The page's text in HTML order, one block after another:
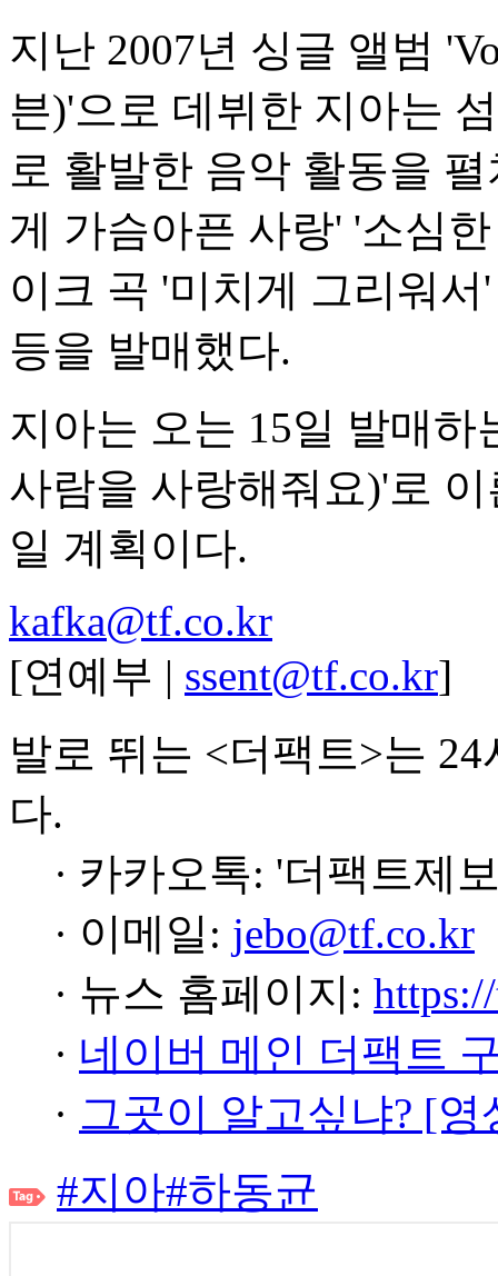
지난 2007년 싱글 앨범
븐)'으로 데뷔한 지아는
로 활발한 음악 활동을
게 가슴아픈 사랑' '소심
이크 곡 '미치게 그리워
등을 발매했다.
지아는 오는 15일 발매
사람을 사랑해줘요)'로
일 계획이다.
kafka@tf.co.kr
[연예부 | ssent@tf.co.kr]
발로 뛰는 <더팩트>는
다.
· 카카오톡: '더팩트제
· 이메일: jebo@tf.co.kr
· 뉴스 홈페이지:
· 네이버 메인 더팩트
· 그곳이 알고싶냐? [
#지아#하동균